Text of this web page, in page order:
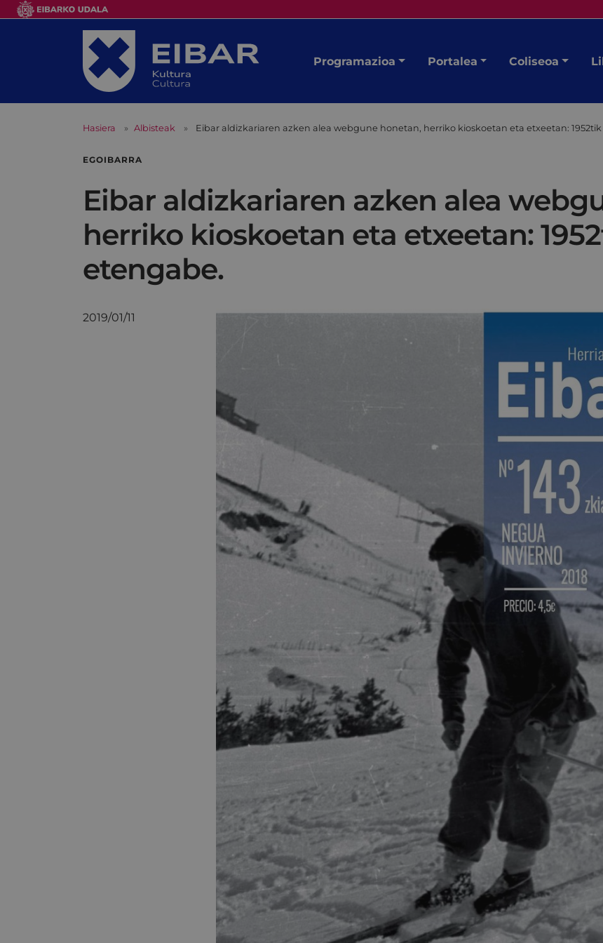
Programazioa Portalea Coliseoa
Hasiera Albisteak Eibar aldizkariaren azken alea webgune honetan, herriko kioskoetan eta etxeetan:
EGOIBARRA
Eibar aldizkariaren azken alea
herriko kioskoetan eta etxeetan:
etengabe.
2019/01/11